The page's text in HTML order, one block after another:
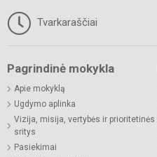
Tvarkaraščiai
Pagrindinė mokykla
Apie mokyklą
Ugdymo aplinka
Vizija, misija, vertybės ir prioritetinės
sritys
Pasiekimai